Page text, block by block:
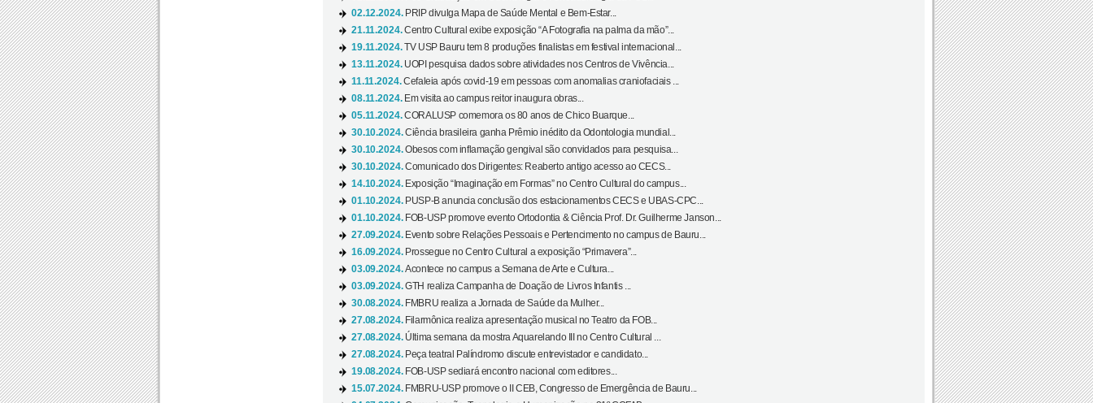
02.12.2024. PRIP divulga Mapa de Saúde Mental e Bem-Estar...
21.11.2024.Centro Cultural exibe exposição “A Fotografia na palma da mão”...
19.11.2024.TV USP Bauru tem 8 produções finalistas em festival internacional...
13.11.2024. UOPI pesquisa dados sobre atividades nos Centros de Vivência...
11.11.2024.Cefaleia após covid-19 em pessoas com anomalias craniofaciais ...
08.11.2024. Em visita ao campus reitor inaugura obras...
05.11.2024.CORALUSP comemora os 80 anos de Chico Buarque...
30.10.2024.Ciência brasileira ganha Prêmio inédito da Odontologia mundial...
30.10.2024.Obesos com inflamação gengival são convidados para pesquisa...
30.10.2024.Comunicado dos Dirigentes: Reaberto antigo acesso ao CECS...
14.10.2024. Exposição “Imaginação em Formas” no Centro Cultural do campus...
01.10.2024. PUSP-B anuncia conclusão dos estacionamentos CECS e UBAS-CPC...
01.10.2024. FOB-USP promove evento Ortodontia & Ciência Prof. Dr. Guilherme Janson...
27.09.2024. Evento sobre Relações Pessoais e Pertencimento no campus de Bauru...
16.09.2024. Prossegue no Centro Cultural a exposição “Primavera”...
03.09.2024.Acontece no campus a Semana de Arte e Cultura...
03.09.2024.GTH realiza Campanha de Doação de Livros Infantis ...
30.08.2024. FMBRU realiza a Jornada de Saúde da Mulher...
27.08.2024. Filarmônica realiza apresentação musical no Teatro da FOB...
27.08.2024. Última semana da mostra Aquarelando III no Centro Cultural ...
27.08.2024. Peça teatral Palíndromo discute entrevistador e candidato...
19.08.2024. FOB-USP sediará encontro nacional com editores...
15.07.2024. FMBRU-USP promove o II CEB, Congresso de Emergência de Bauru...